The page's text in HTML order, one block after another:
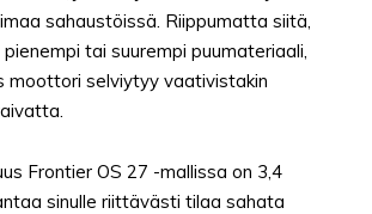
sahaustöissä. Riippumatta siitä,
tai suurempi puumateriaali,
moottori selviytyy vaativistakin
Frontier OS 27 -mallissa on 3,4
sinulle riittävästi tilaa sahata